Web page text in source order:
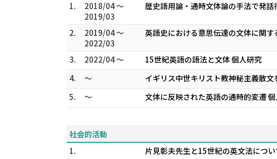
1.
2018/04 ～
2019/03
歴史語用論・通時文体論の手法で発
2.
2019/04 ～
2022/03
英語史における意思伝達の文体に関
3. 2022/04 ～
15世紀英語の語法と文体 個人研究
4.
～
イギリス中世キリスト教神秘主義散
5.
～
文体に反映された英語の通時的変遷
社会的活動
1.
片見彰夫先生と15世紀の英文法につ